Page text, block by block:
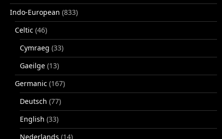
Indo-European (833)
Celtic (46)
Cymraeg (33)
Gaeilge (13)
Germanic (167)
Deutsch (77)
English (33)
Nederlands (14)